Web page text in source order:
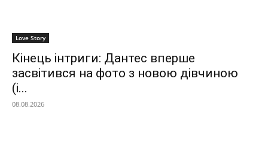
Love Story
Кінець інтриги: Дантес вперше
засвітився на фото з новою дівчиною
(і...
08.08.2026